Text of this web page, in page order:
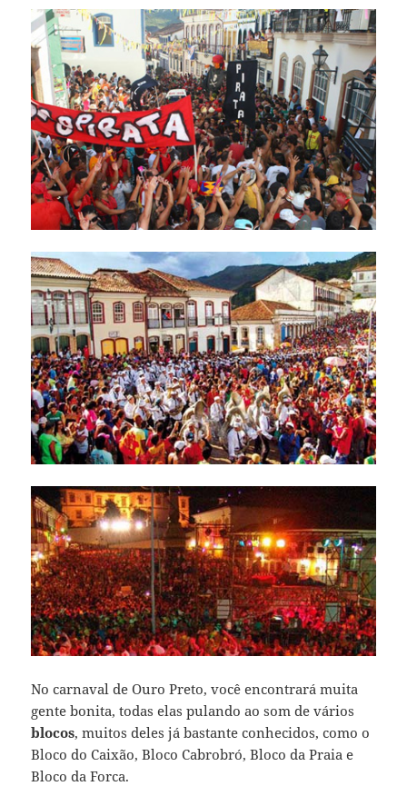
No carnaval de Ouro Preto, você encontrará muita
gente bonita, todas elas pulando ao som de vários
blocos, muitos deles já bastante conhecidos, como o
Bloco do Caixão, Bloco Cabrobró, Bloco da Praia e
Bloco da Forca.